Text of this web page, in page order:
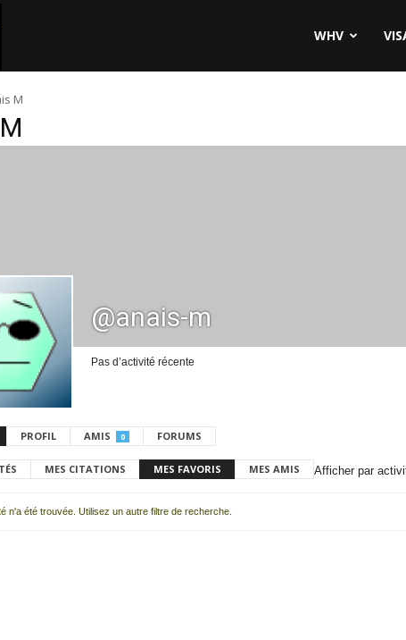
australie.com
WHV
M
@anais-m
Pas d’activité récente
PROFIL AMIS 0 FORUMS
MES CITATIONS MES FAVORIS MES AMIS Afficher par
n'a été trouvée. Utilisez un autre filtre de recherche.